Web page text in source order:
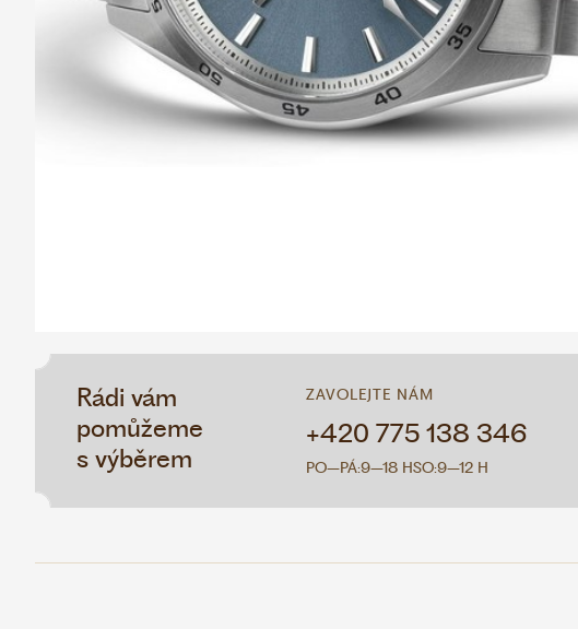
Rádi vám
pomůžeme
s výběrem
ZAVOLEJTE NÁM
+420 775 138 346
PO–PÁ:9–18 HSO:9–12 H